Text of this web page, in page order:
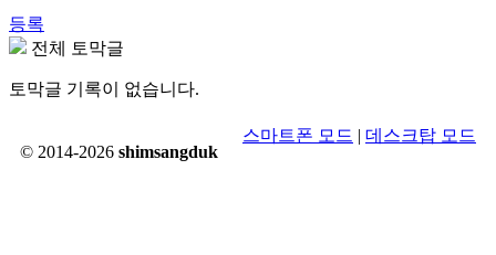
등록
전체 토막글
토막글 기록이 없습니다.
© 2014-2026 shimsangduk
스마트폰 모드 | 데스크탑 모드